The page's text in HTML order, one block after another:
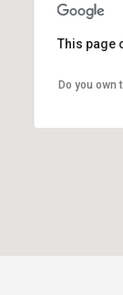
This page
Do you own